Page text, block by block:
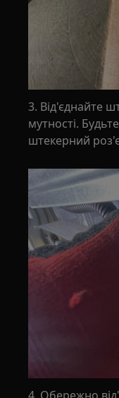
3. Від'єднайте
мутності.
штекерний